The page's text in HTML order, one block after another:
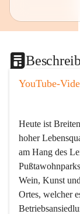
YouTube-
Heute ist
hoher
am Hang des
Wein, Kunst
Ortes, welcher